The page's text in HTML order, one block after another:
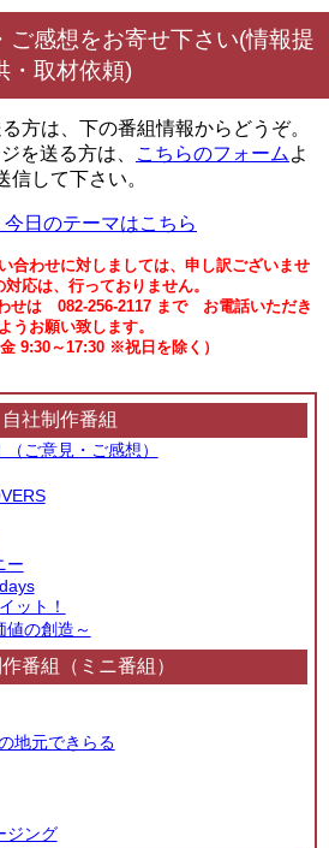
ご感想をお寄せ下さい(情報提
・取材依頼)
方は、下の番組情報からどうぞ。
を送る方は、
こちらのフォーム よ
信して下さい。
日のテーマはこちら
合わせに対しましては、申し訳ございませ
応は、行っておりません。
せは 082-256-2117 まで お電話いただき
うお願い致します。
金 9:30～17:30 ※祝日を除く）
自社制作番組
ご意見・ご感想）
ー
ット！
の創造～
番組（ミニ番組）
地元できらる
ジング